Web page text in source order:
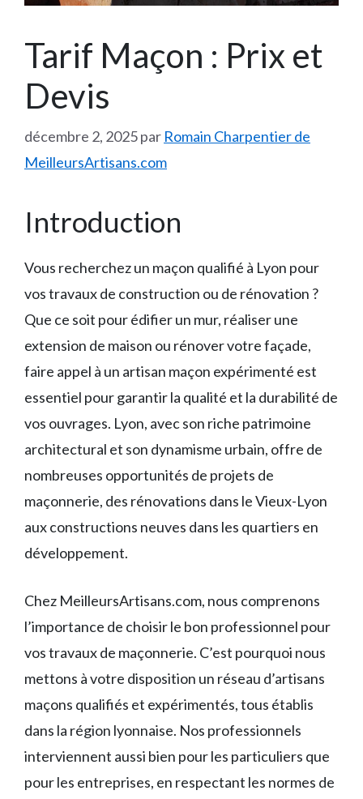
Tarif Maçon : Prix et
Devis
décembre 2, 2025par Romain Charpentier de
MeilleursArtisans.com
Introduction
Vous recherchez un maçon qualifié à Lyon pour
vos travaux de construction ou de rénovation ?
Que ce soit pour édifier un mur, réaliser une
extension de maison ou rénover votre façade,
faire appel à un artisan maçon expérimenté est
essentiel pour garantir la qualité et la durabilité de
vos ouvrages. Lyon, avec son riche patrimoine
architectural et son dynamisme urbain, offre de
nombreuses opportunités de projets de
maçonnerie, des rénovations dans le Vieux-Lyon
aux constructions neuves dans les quartiers en
développement.
Chez MeilleursArtisans.com, nous comprenons
l’importance de choisir le bon professionnel pour
vos travaux de maçonnerie. C’est pourquoi nous
mettons à votre disposition un réseau d’artisans
maçons qualifiés et expérimentés, tous établis
dans la région lyonnaise. Nos professionnels
interviennent aussi bien pour les particuliers que
pour les entreprises, en respectant les normes de